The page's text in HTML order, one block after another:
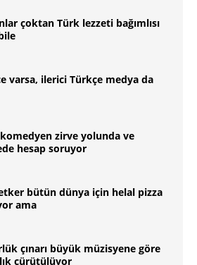
çoktan Türk lezzeti bağımlısı
varsa, ilerici Türkçe medya da
zirve yolunda ve
hesap soruyor
bütün dünya için helal pizza
ama
çınarı büyük müzisyene göre
çürütülüyor